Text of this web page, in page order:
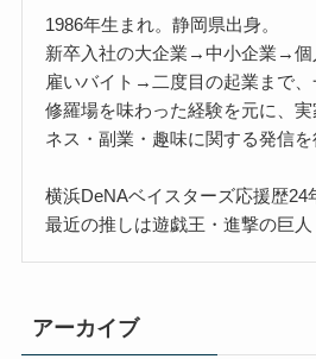
1986年生まれ。静岡県出身。
新卒入社の大企業→中小企業→
雇いバイト→二度目の起業まで、
修羅場を味わった経験を元に、
ネス・副業・趣味に関する発信を
横浜DeNAベイスターズ応援歴24
最近の推しは遊戯王・進撃の巨人
アーカイブ